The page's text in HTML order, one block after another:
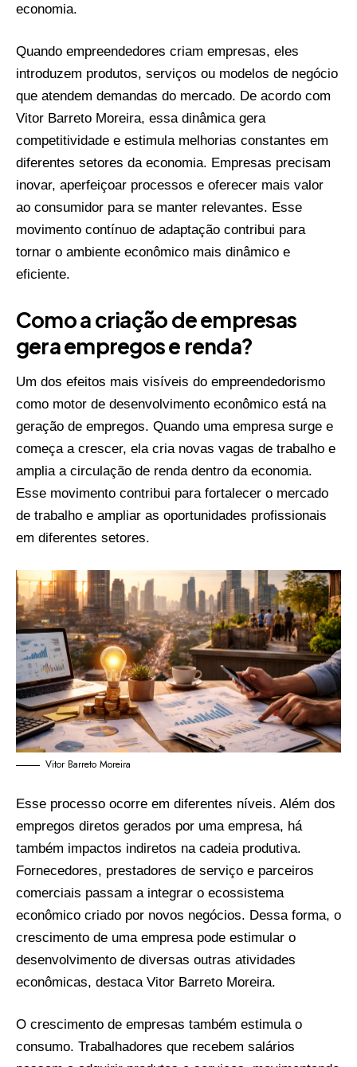
economia.
Quando empreendedores criam empresas, eles
introduzem produtos, serviços ou modelos de negócio
que atendem demandas do mercado. De acordo com
Vitor Barreto Moreira, essa dinâmica gera
competitividade e estimula melhorias constantes em
diferentes setores da economia. Empresas precisam
inovar, aperfeiçoar processos e oferecer mais valor
ao consumidor para se manter relevantes. Esse
movimento contínuo de adaptação contribui para
tornar o ambiente econômico mais dinâmico e
eficiente.
Como a criação de empresas
gera empregos e renda?
Um dos efeitos mais visíveis do empreendedorismo
como motor de desenvolvimento econômico está na
geração de empregos. Quando uma empresa surge e
começa a crescer, ela cria novas vagas de trabalho e
amplia a circulação de renda dentro da economia.
Esse movimento contribui para fortalecer o mercado
de trabalho e ampliar as oportunidades profissionais
em diferentes setores.
Vitor Barreto Moreira
Esse processo ocorre em diferentes níveis. Além dos
empregos diretos gerados por uma empresa, há
também impactos indiretos na cadeia produtiva.
Fornecedores, prestadores de serviço e parceiros
comerciais passam a integrar o ecossistema
econômico criado por novos negócios. Dessa forma, o
crescimento de uma empresa pode estimular o
desenvolvimento de diversas outras atividades
econômicas, destaca Vitor Barreto Moreira.
O crescimento de empresas também estimula o
consumo. Trabalhadores que recebem salários